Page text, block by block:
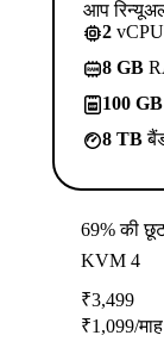
आप
2
8 GB
100 GB
8 TB
69% की
KVM 4
₹3,499
₹1,099/माह